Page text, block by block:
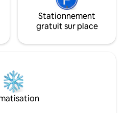
Stationnement
gratuit sur place